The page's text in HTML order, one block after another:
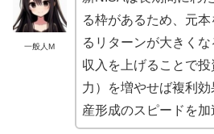
一般人M
る枠があるため、元
るリターンが大きくな
収入を上げることで
力）を増やせば複利
産形成のスピードを加